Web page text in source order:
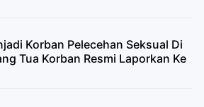
Korban Pelecehan Seksual Di
Tua Korban Resmi Laporkan Ke